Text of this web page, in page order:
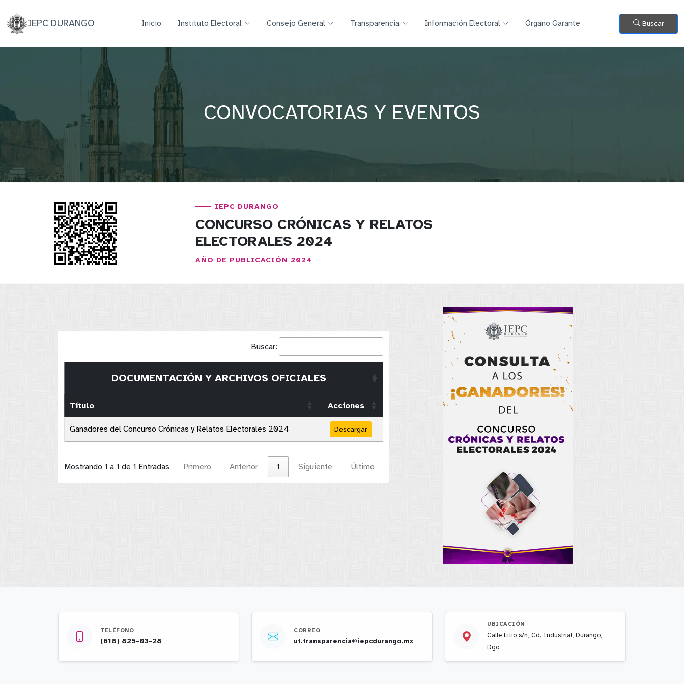
IEPC DURANGO Inicio Instituto Electoral Consejo General Transparencia Información Electoral Órgano Garante Buscar
CONVOCATORIAS Y EVENTOS
IEPC DURANGO
CONCURSO CRÓNICAS Y RELATOS
ELECTORALES 2024
AÑO DE PUBLICACIÓN 2024
Buscar:
DOCUMENTACIÓN Y ARCHIVOS OFICIALES
Título Acciones
Ganadores del Concurso Crónicas y Relatos Electorales 2024 Descargar
Mostrando 1 a 1 de 1 Entradas Primero Anterior 1 Siguiente Último
TELÉFONO
(618) 825-03-28
CORREO
ut.transparencia@iepcdurango.mx
UBICACIÓN
Calle Litio s/n, Cd. Industrial, Durango,
Dgo.